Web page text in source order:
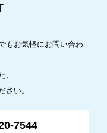
もお気軽にお問い合わ
、
さい。
7544